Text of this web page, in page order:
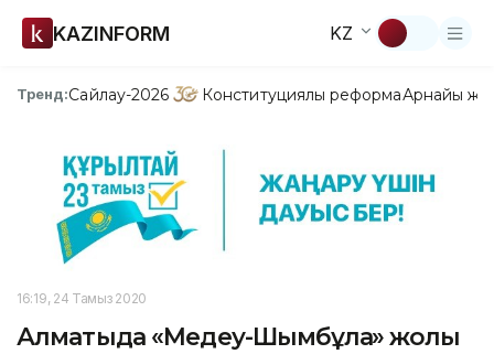
KAZINFORM KZ
Тренд:Сайлау-2026 Конституциялық реформаАрнайы
16:19, 24 Тамыз 2020
Алматыда «Медеу-Шымбұлақ» жолы